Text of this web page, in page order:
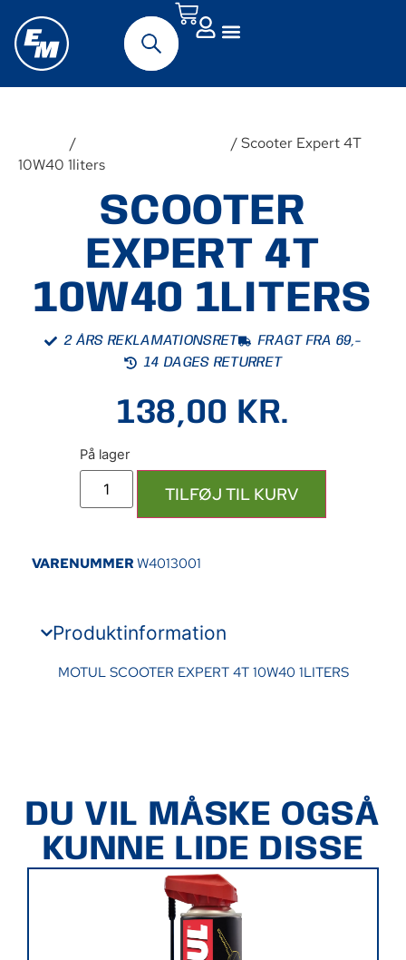
/
/ Scooter Expert 4T
10W40 1liters
SCOOTER
EXPERT 4T
10W40 1LITERS
2 ÅRS REKLAMATIONSRET
FRAGT FRA 69,-
14 DAGES RETURRET
138,00 KR.
TILFØJ TIL KURV
VARENUMMER W4013001
Produktinformation
MOTUL SCOOTER EXPERT 4T 10W40 1LITERS
DU VIL MÅSKE OGSÅ
KUNNE LIDE DISSE